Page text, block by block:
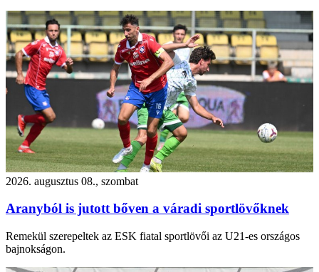
2026. augusztus 08., szombat
Aranyból is jutott bőven a váradi sportlövőknek
Remekül szerepeltek az ESK fiatal sportlövői az U21-es országos
bajnokságon.